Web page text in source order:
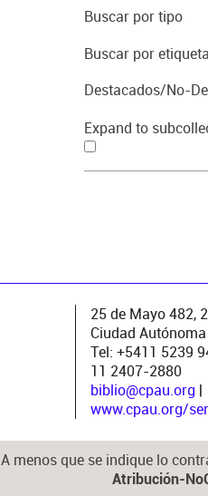
Buscar por tipo
Buscar por
Destacados/No-
Expand to
25 de Mayo 482,
Ciudad
Tel: +5411 5239
11 2407-2880
biblio@cpau.org |
www.cpau.org/
A menos que se indique lo
Atribución-